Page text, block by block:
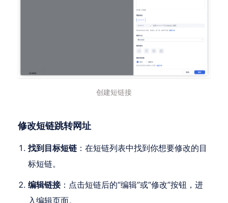
创建短链接
修改短链跳转网址
找到目标短链 ：在短链列表中找到你想要修改的目
标短链。
编辑链接：点击短链后的“编辑”或“修改”按钮，进
入编辑页面。